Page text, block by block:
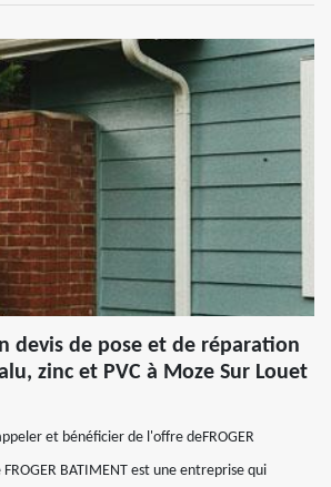
devis de pose et de réparation
zinc et PVC à Moze Sur Louet
et bénéficier de l'offre deFROGER
FROGER BATIMENT est une entreprise qui